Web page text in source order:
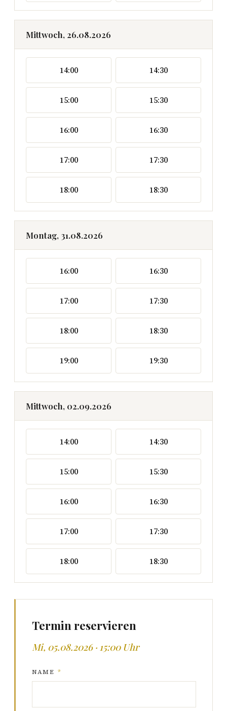
Mittwoch, 26.08.2026
14:00 14:30
15:00 15:30
16:00 16:30
17:00 17:30
18:00 18:30
Montag, 31.08.2026
16:00 16:30
17:00 17:30
18:00 18:30
19:00 19:30
Mittwoch, 02.09.2026
14:00 14:30
15:00 15:30
16:00 16:30
17:00 17:30
18:00 18:30
Termin reservieren
Mi, 05.08.2026 · 15:00 Uhr
NAME *